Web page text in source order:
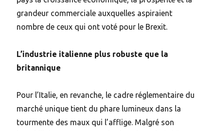
grandeur commerciale auxquelles aspiraient
nombre de ceux qui ont voté pour le Brexit.
L’industrie italienne plus robuste que la
britannique
Pour l’Italie, en revanche, le cadre réglementaire du
marché unique tient du phare lumineux dans la
tourmente des maux qui l’afflige. Malgré son